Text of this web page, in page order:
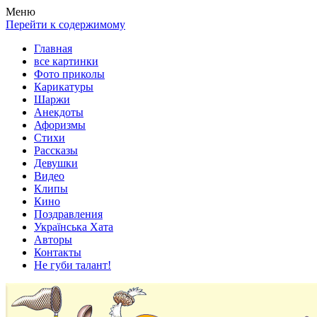
Весела хата — прикольные картинки, смешные истории, клипы!
Покажем всем ваши фото приколы, карикатуры, шаржи, стихи,
Меню
Перейти к содержимому
Главная
все картинки
Фото приколы
Карикатуры
Шаржи
Анекдоты
Афоризмы
Стихи
Рассказы
Девушки
Видео
Клипы
Кино
Поздравления
Українська Хата
Авторы
Контакты
Не губи талант!